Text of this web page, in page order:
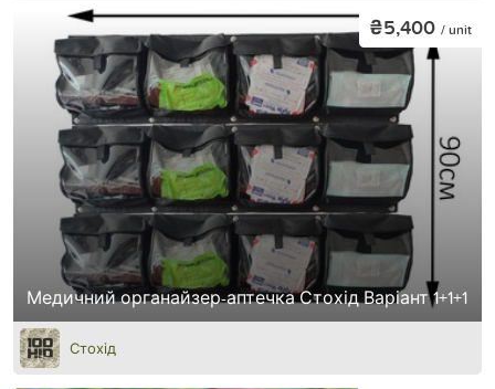
Медичний органайзер-аптечка Стохід Варіант 1+1+1
₴5,400 / unit
Стохід